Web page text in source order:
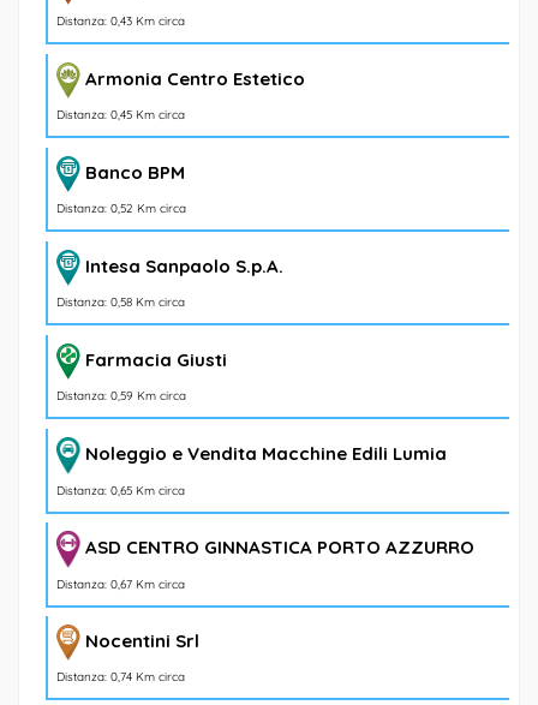
Distanza: 0,43 Km circa
Armonia Centro Estetico
Distanza: 0,45 Km circa
Banco BPM
Distanza: 0,52 Km circa
Intesa Sanpaolo S.p.A.
Distanza: 0,58 Km circa
Farmacia Giusti
Distanza: 0,59 Km circa
Noleggio e Vendita Macchine Edili Lumia
Distanza: 0,65 Km circa
ASD CENTRO GINNASTICA PORTO AZZURRO
Distanza: 0,67 Km circa
Nocentini Srl
Distanza: 0,74 Km circa